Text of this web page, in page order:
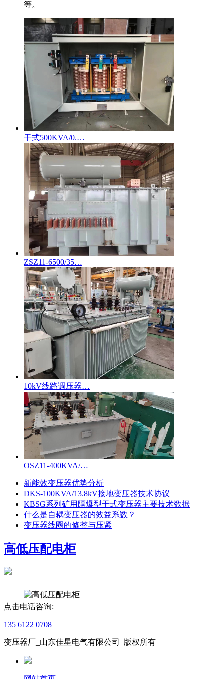
等。
干式500KVA/0.…
ZSZ11-6500/35…
10kV线路调压器…
OSZ11-400KVA/…
新能效变压器优势分析
DKS-100KVA/13.8kV接地变压器技术协议
KBSG系列矿用隔爆型干式变压器主要技术数据
什么是自耦变压器的效益系数？
变压器线圈的修整与压紧
高低压配电柜
点击电话咨询:
135 6122 0708
变压器厂_山东佳星电气有限公司 版权所有